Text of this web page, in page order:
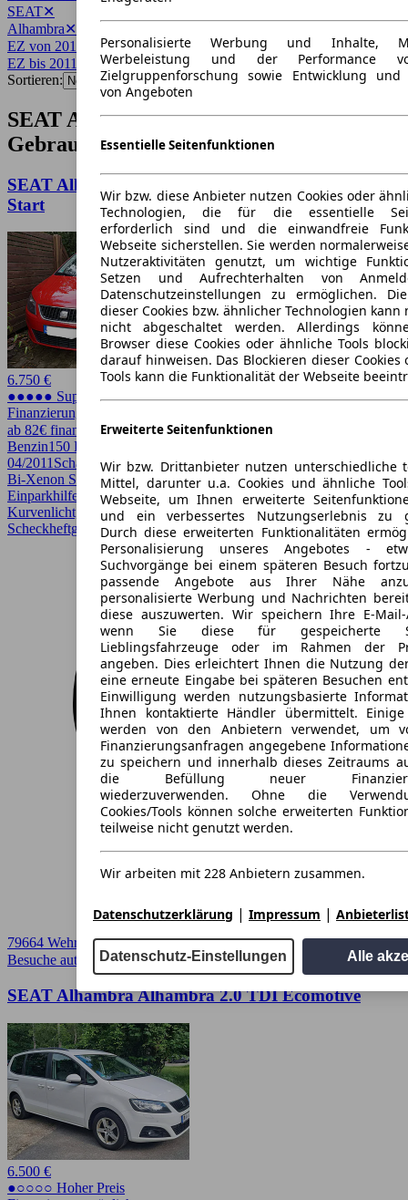
Personalisierte Werbung und Inhalte,
Werbeleistung und der Performance
Zielgruppenforschung sowie Entwicklung und
von Angeboten
Essentielle Seitenfunktionen
Wir bzw. diese Anbieter nutzen Cookies oder
Technologien, die für die essentielle
erforderlich sind und die einwandfreie
Webseite sicherstellen. Sie werden
Nutzeraktivitäten genutzt, um wichtige
Setzen und Aufrechterhalten von
Datenschutzeinstellungen zu ermöglichen.
dieser Cookies bzw. ähnlicher Technologien kann
nicht abgeschaltet werden. Allerdings
Browser diese Cookies oder ähnliche Tools
darauf hinweisen. Das Blockieren dieser
Tools kann die Funktionalität der Webseite
Erweiterte Seitenfunktionen
Wir bzw. Drittanbieter nutzen unterschiedliche
Mittel, darunter u.a. Cookies und ähnliche
Webseite, um Ihnen erweiterte
und ein verbessertes Nutzungserlebnis zu
Durch diese erweiterten Funktionalitäten
Personalisierung unseres Angebotes -
Suchvorgänge bei einem späteren Besuch
passende Angebote aus Ihrer Nähe
personalisierte Werbung und Nachrichten
diese auszuwerten. Wir speichern Ihre E-Mail-
wenn Sie diese für gespeicherte
Lieblingsfahrzeuge oder im Rahmen der
angeben. Dies erleichtert Ihnen die Nutzung
eine erneute Eingabe bei späteren Besuchen
Einwilligung werden nutzungsbasierte
Ihnen kontaktierte Händler übermittelt. Einige
werden von den Anbietern verwendet, um
Finanzierungsanfragen angegebene
zu speichern und innerhalb dieses Zeitraums
die Befüllung neuer
wiederzuverwenden. Ohne die
Cookies/Tools können solche erweiterten
teilweise nicht genutzt werden.
Wir arbeiten mit 228 Anbietern zusammen.
Datenschutzerklärung | Impressum |
Datenschutz-Einstellungen Alle
SEAT✕
Alhambra✕
EZ von 2011
EZ bis 2011
Sortieren:
SEAT Alhambra Baujahr 2011
Gebrauchtwagen-Angebote
SEAT Alhambra Alhambra 1.4 TSI (Ecomotive)
Start
6.750 €
●●●●● Super Preis
Finanzierung möglich
ab 82€ finanzieren ↗
Benzin150 PS (110 kW)
04/2011 SchaltgetriebeKombi5 Türen
Bi-Xenon Scheinwerfer, Einparkhilfe, Einparkhilfe Sensoren hinten,
Einparkhilfe Sensoren vorne, Elektrische Sitze, Fernlichtassistent,
Kurvenlicht, Lichtsensor, Lordosenstütze, Regensensor,
Scheckheftgepflegt, Sitzheizung, Xenonscheinwerfer
79664 Wehr, Stadt
Besuche autoscout24.de➚
SEAT Alhambra Alhambra 2.0 TDI Ecomotive
6.500 €
●○○○○ Hoher Preis